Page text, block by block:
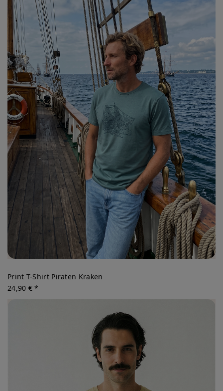
Print T-Shirt Piraten Kraken
24,90 € *